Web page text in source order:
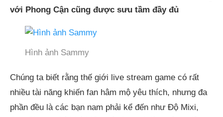
với Phong Cận cũng được sưu tầm đầy đủ
Hình ảnh Sammy
Chúng ta biết rằng thế giới live stream game có rất
nhiều tài năng khiến fan hâm mộ yêu thích, nhưng đa
phần đều là các bạn nam phải kể đến như Độ Mixi,